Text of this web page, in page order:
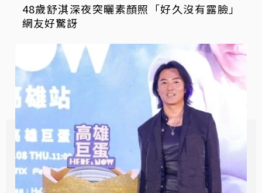
48歲舒淇深夜突曬素顏照「好久沒有露臉」
網友好驚訝